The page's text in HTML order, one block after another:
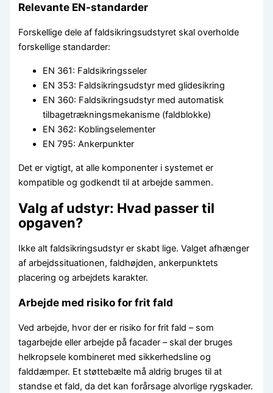
Relevante EN-standarder
Forskellige dele af faldsikringsudstyret skal overholde
forskellige standarder:
EN 361: Faldsikringsseler
EN 353: Faldsikringsudstyr med glidesikring
EN 360: Faldsikringsudstyr med automatisk
tilbagetrækningsmekanisme (faldblokke)
EN 362: Koblingselementer
EN 795: Ankerpunkter
Det er vigtigt, at alle komponenter i systemet er
kompatible og godkendt til at arbejde sammen.
Valg af udstyr: Hvad passer til
opgaven?
Ikke alt faldsikringsudstyr er skabt lige. Valget afhænger
af arbejdssituationen, faldhøjden, ankerpunktets
placering og arbejdets karakter.
Arbejde med risiko for frit fald
Ved arbejde, hvor der er risiko for frit fald – som
tagarbejde eller arbejde på facader – skal der bruges
helkropsele kombineret med sikkerhedsline og
falddæmper. Et støttebælte må aldrig bruges til at
standse et fald, da det kan forårsage alvorlige rygskader.